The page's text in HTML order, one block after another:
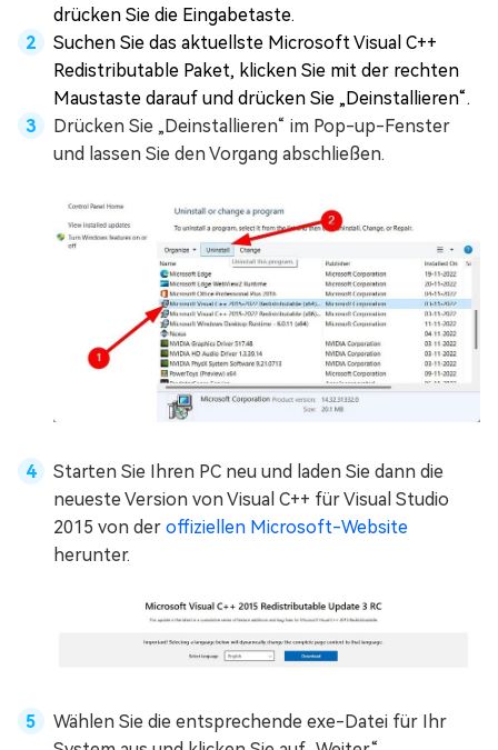
drücken Sie die Eingabetaste.
Suchen Sie das aktuellste Microsoft Visual C++
Redistributable Paket, klicken Sie mit der rechten
Maustaste darauf und drücken Sie „Deinstallieren“.
Drücken Sie „Deinstallieren“ im Pop-up-Fenster
und lassen Sie den Vorgang abschließen.
Starten Sie Ihren PC neu und laden Sie dann die
neueste Version von Visual C++ für Visual Studio
2015 von der offiziellen Microsoft-Website
herunter.
Wählen Sie die entsprechende exe-Datei für Ihr